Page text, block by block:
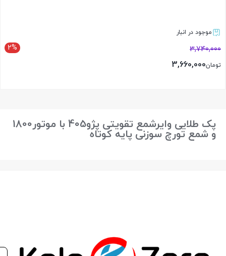
موجود در انبار
2% 3,740,000
تومان3,660,000
پک طلایی وایرشمع تقویتی پژو405 با موتور1800
و شمع تورچ سوزنی پایه کوتاه